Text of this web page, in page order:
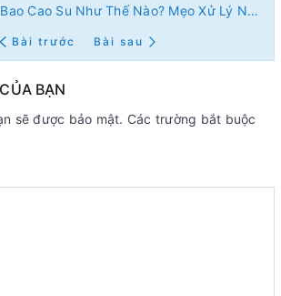
Nhận Biết Dị Ứng Bao Cao Su Như Thế Nào? Mẹo Xử Lý Nhanh Và An Toàn
Bài trước Bài sau
BẠN
sẽ được bảo mật. Các trường bắt buộc